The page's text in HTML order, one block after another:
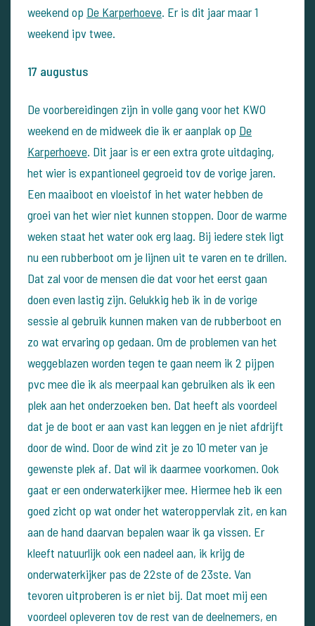
weekend op De Karperhoeve. Er is dit jaar maar 1
weekend ipv twee.
17 augustus
De voorbereidingen zijn in volle gang voor het KWO
weekend en de midweek die ik er aanplak op De
Karperhoeve. Dit jaar is er een extra grote uitdaging,
het wier is expantioneel gegroeid tov de vorige jaren.
Een maaiboot en vloeistof in het water hebben de
groei van het wier niet kunnen stoppen. Door de warme
weken staat het water ook erg laag. Bij iedere stek ligt
nu een rubberboot om je lijnen uit te varen en te drillen.
Dat zal voor de mensen die dat voor het eerst gaan
doen even lastig zijn. Gelukkig heb ik in de vorige
sessie al gebruik kunnen maken van de rubberboot en
zo wat ervaring op gedaan. Om de problemen van het
weggeblazen worden tegen te gaan neem ik 2 pijpen
pvc mee die ik als meerpaal kan gebruiken als ik een
plek aan het onderzoeken ben. Dat heeft als voordeel
dat je de boot er aan vast kan leggen en je niet afdrijft
door de wind. Door de wind zit je zo 10 meter van je
gewenste plek af. Dat wil ik daarmee voorkomen. Ook
gaat er een onderwaterkijker mee. Hiermee heb ik een
goed zicht op wat onder het wateroppervlak zit, en kan
aan de hand daarvan bepalen waar ik ga vissen. Er
kleeft natuurlijk ook een nadeel aan, ik krijg de
onderwaterkijker pas de 22ste of de 23ste. Van
tevoren uitproberen is er niet bij. Dat moet mij een
voordeel opleveren tov de rest van de deelnemers, en